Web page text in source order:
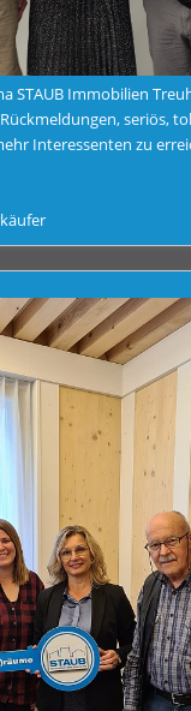
STAUB Immobilien
seriös,
Interessenten zu